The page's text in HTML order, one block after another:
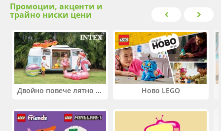
Промоции, акценти и
трайно ниски цени
Двойно повече лятно забавление! Купи 2 продукта INTEX и вземи -33% Ново LEGO